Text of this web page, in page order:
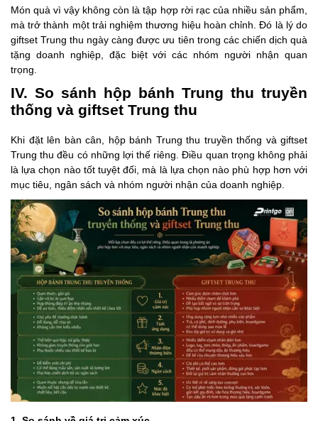
Món quà vì vậy không còn là tập hợp rời rạc của nhiều sản phẩm,
mà trở thành một trải nghiệm thương hiệu hoàn chỉnh. Đó là lý do
giftset Trung thu ngày càng được ưu tiên trong các chiến dịch quà
tặng doanh nghiệp, đặc biệt với các nhóm người nhận quan
trọng.
IV. So sánh hộp bánh Trung thu truyền
thống và giftset Trung thu
Khi đặt lên bàn cân, hộp bánh Trung thu truyền thống và giftset
Trung thu đều có những lợi thế riêng. Điều quan trọng không phải
là lựa chọn nào tốt tuyệt đối, mà là lựa chọn nào phù hợp hơn với
mục tiêu, ngân sách và nhóm người nhận của doanh nghiệp.